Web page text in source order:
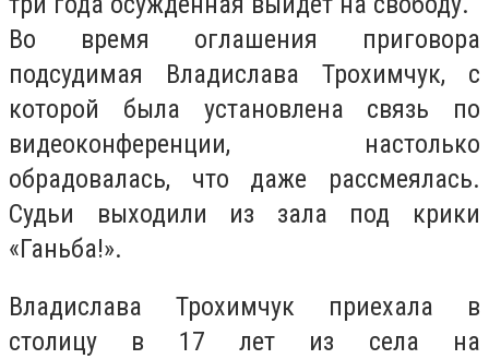
Во время оглашения приговора
подсудимая Владислава Трохимчук, с
которой была установлена связь по
видеоконференции, настолько
обрадовалась, что даже рассмеялась.
Судьи выходили из зала под крики
«Ганьба!».
Владислава Трохимчук приехала в
столицу в 17 лет из села на